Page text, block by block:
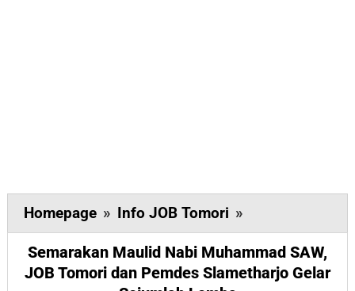
Homepage » Info JOB Tomori »
Maulid
Nabi
Muhammad
Semarakan Maulid Nabi Muhammad SAW,
JOB Tomori dan Pemdes Slametharjo Gelar